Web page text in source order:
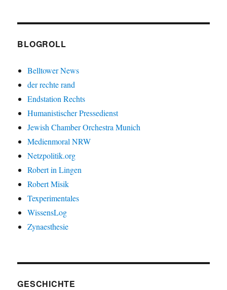
BLOGROLL
Belltower News
der rechte rand
Endstation Rechts
Humanistischer Pressedienst
Jewish Chamber Orchestra Munich
Medienmoral NRW
Netzpolitik.org
Robert in Lingen
Robert Misik
Texperimentales
WissensLog
Zynaesthesie
GESCHICHTE